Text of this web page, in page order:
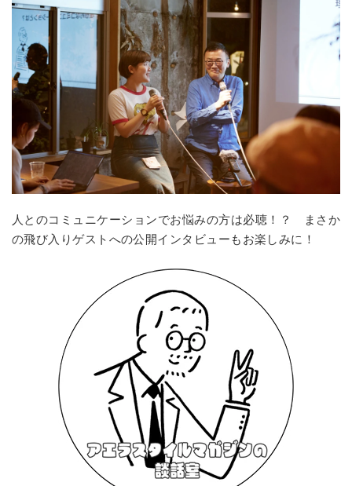
人とのコミュニケーションでお悩みの方は必聴！？ まさか
の飛び入りゲストへの公開インタビューもお楽しみに！